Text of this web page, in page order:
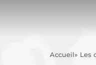
Accueil» Les